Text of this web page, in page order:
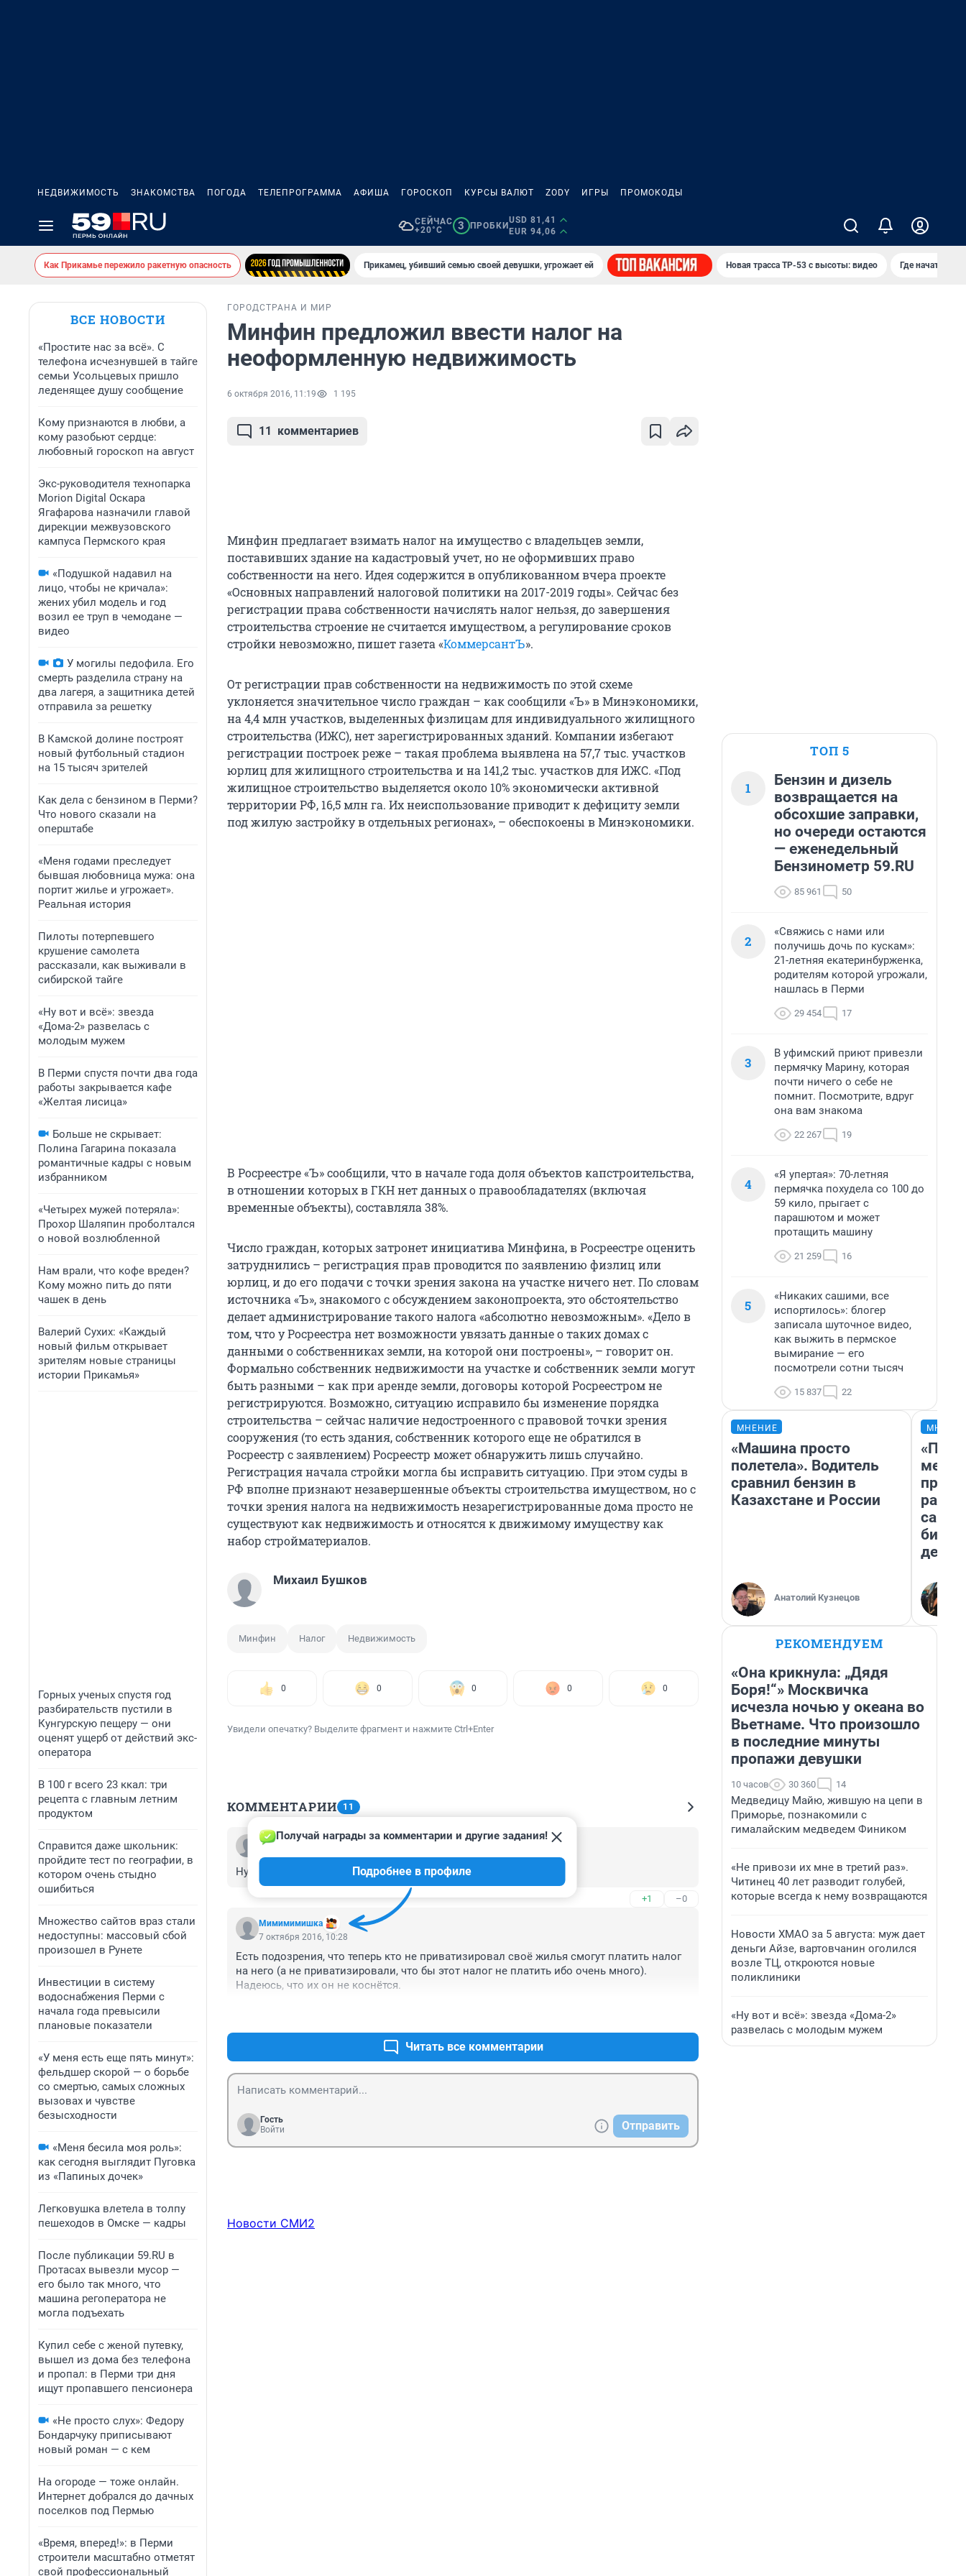
НЕДВИЖИМОСТЬ ЗНАКОМСТВА ПОГОДА ТЕЛЕПРОГРАММА АФИША ГОРОСКОП КУРСЫ ВАЛЮТ ZODY ИГРЫ ПРОМОКОДЫ
СЕЙЧАС
+20°C
3 ПРОБКИ
USD 81,41
EUR 94,06
Как Прикамье пережило ракетную опасность Прикамец, убивший семью своей девушки, угрожает ей Новая трасса ТР-53 с высоты: видео Где начать
ВСЕ НОВОСТИ
«Простите нас за всё». С
телефона исчезнувшей в тайге
семьи Усольцевых пришло
леденящее душу сообщение
Кому признаются в любви, а
кому разобьют сердце:
любовный гороскоп на август
Экс-руководителя технопарка
Morion Digital Оскара
Ягафарова назначили главой
дирекции межвузовского
кампуса Пермского края
«Подушкой надавил на
лицо, чтобы не кричала»:
жених убил модель и год
возил ее труп в чемодане —
видео
У могилы педофила. Его
смерть разделила страну на
два лагеря, а защитника детей
отправила за решетку
В Камской долине построят
новый футбольный стадион
на 15 тысяч зрителей
Как дела с бензином в Перми?
Что нового сказали на
оперштабе
«Меня годами преследует
бывшая любовница мужа: она
портит жилье и угрожает».
Реальная история
Пилоты потерпевшего
крушение самолета
рассказали, как выживали в
сибирской тайге
«Ну вот и всё»: звезда
«Дома-2» развелась с
молодым мужем
В Перми спустя почти два года
работы закрывается кафе
«Желтая лисица»
Больше не скрывает:
Полина Гагарина показала
романтичные кадры с новым
избранником
«Четырех мужей потеряла»:
Прохор Шаляпин проболтался
о новой возлюбленной
Нам врали, что кофе вреден?
Кому можно пить до пяти
чашек в день
Валерий Сухих: «Каждый
новый фильм открывает
зрителям новые страницы
истории Прикамья»
Горных ученых спустя год
разбирательств пустили в
Кунгурскую пещеру — они
оценят ущерб от действий экс-
оператора
В 100 г всего 23 ккал: три
рецепта с главным летним
продуктом
Справится даже школьник:
пройдите тест по географии, в
котором очень стыдно
ошибиться
Множество сайтов враз стали
недоступны: массовый сбой
произошел в Рунете
Инвестиции в систему
водоснабжения Перми с
начала года превысили
плановые показатели
«У меня есть еще пять минут»:
фельдшер скорой — о борьбе
со смертью, самых сложных
вызовах и чувстве
безысходности
«Меня бесила моя роль»:
как сегодня выглядит Пуговка
из «Папиных дочек»
Легковушка влетела в толпу
пешеходов в Омске — кадры
После публикации 59.RU в
Протасах вывезли мусор —
его было так много, что
машина регоператора не
могла подъехать
Купил себе с женой путевку,
вышел из дома без телефона
и пропал: в Перми три дня
ищут пропавшего пенсионера
«Не просто слух»: Федору
Бондарчуку приписывают
новый роман — с кем
На огороде — тоже онлайн.
Интернет добрался до дачных
поселков под Пермью
«Время, вперед!»: в Перми
строители масштабно отметят
свой профессиональный
ГОРОДСТРАНА И МИР
Минфин предложил ввести налог на
неоформленную недвижимость
6 октября 2016, 11:19 1 195
11 комментариев
Минфин предлагает взимать налог на имущество с владельцев земли,
поставивших здание на кадастровый учет, но не оформивших право
собственности на него. Идея содержится в опубликованном вчера проекте
«Основных направлений налоговой политики на 2017-2019 годы». Сейчас без
регистрации права собственности начислять налог нельзя, до завершения
строительства строение не считается имуществом, а регулирование сроков
стройки невозможно, пишет газета «КоммерсантЪ».
От регистрации прав собственности на недвижимость по этой схеме
уклоняется значительное число граждан – как сообщили «Ъ» в Минэкономики,
на 4,4 млн участков, выделенных физлицам для индивидуального жилищного
строительства (ИЖС), нет зарегистрированных зданий. Компании избегают
регистрации построек реже – такая проблема выявлена на 57,7 тыс. участков
юрлиц для жилищного строительства и на 141,2 тыс. участков для ИЖС. «Под
жилищное строительство выделяется около 10% экономически активной
территории РФ, 16,5 млн га. Их неиспользование приводит к дефициту земли
под жилую застройку в отдельных регионах», – обеспокоены в Минэкономики.
В Росреестре «Ъ» сообщили, что в начале года доля объектов капстроительства,
в отношении которых в ГКН нет данных о правообладателях (включая
временные объекты), составляла 38%.
Число граждан, которых затронет инициатива Минфина, в Росреестре оценить
затруднились – регистрация прав проводится по заявлению физлиц или
юрлиц, и до его подачи с точки зрения закона на участке ничего нет. По словам
источника «Ъ», знакомого с обсуждением законопроекта, это обстоятельство
делает администрирование такого налога «абсолютно невозможным». «Дело в
том, что у Росреестра нет возможности увязать данные о таких домах с
данными о собственниках земли, на которой они построены», – говорит он.
Формально собственник недвижимости на участке и собственник земли могут
быть разными – как при аренде земли, договоры которой Росреестром не
регистрируются. Возможно, ситуацию исправило бы изменение порядка
строительства – сейчас наличие недостроенного с правовой точки зрения
сооружения (то есть здания, собственник которого еще не обратился в
Росреестр с заявлением) Росреестр может обнаружить лишь случайно.
Регистрация начала стройки могла бы исправить ситуацию. При этом суды в
РФ вполне признают незавершенные объекты строительства имуществом, но с
точки зрения налога на недвижимость незарегистрированные дома просто не
существуют как недвижимость и относятся к движимому имуществу как
набор стройматериалов.
Михаил Бушков
Минфин Налог Недвижимость
0 0 0 0 0
Увидели опечатку? Выделите фрагмент и нажмите Ctrl+Enter
КОММЕНТАРИИ 11
Гость
Ну мужики, теперь держитесь... Те, у кого НЕДВИЖИМОСТЬ...
+1 –0
Мимимимишка
Получай награды за комментарии и другие задания!
Подробнее в профиле
7 октября 2016, 10:28
Есть подозрения, что теперь кто не приватизировал своё жилья смогут платить налог
на него (а не приватизировали, что бы этот налог не платить ибо очень много).
Надеюсь, что их он не коснётся.
Читать все комментарии
Гость
Войти
Отправить
Новости СМИ2
ТОП 5
1
Бензин и дизель
возвращается на
обсохшие заправки,
но очереди остаются
— еженедельный
Бензинометр 59.RU
85 961 50
2
«Свяжись с нами или
получишь дочь по кускам»:
21-летняя екатеринбурженка,
родителям которой угрожали,
нашлась в Перми
29 454 17
3
В уфимский приют привезли
пермячку Марину, которая
почти ничего о себе не
помнит. Посмотрите, вдруг
она вам знакома
22 267 19
4
«Я упертая»: 70-летняя
пермячка похудела со 100 до
59 кило, прыгает с
парашютом и может
протащить машину
21 259 16
5
«Никаких сашими, все
испортилось»: блогер
записала шуточное видео,
как выжить в пермское
вымирание — его
посмотрели сотни тысяч
15 837 22
МНЕНИЕ
«Машина просто
полетела». Водитель
сравнил бензин в
Казахстане и России
Анатолий Кузнецов
РЕКОМЕНДУЕМ
«Она крикнула: „Дядя
Боря!“» Москвичка
исчезла ночью у океана во
Вьетнаме. Что произошло
в последние минуты
пропажи девушки
10 часов 30 360 14
Медведицу Майю, жившую на цепи в
Приморье, познакомили с
гималайским медведем Фиником
«Не привози их мне в третий раз».
Читинец 40 лет разводит голубей,
которые всегда к нему возвращаются
Новости ХМАО за 5 августа: муж дает
деньги Айзе, вартовчанин оголился
возле ТЦ, откроются новые
поликлиники
«Ну вот и всё»: звезда «Дома-2»
развелась с молодым мужем